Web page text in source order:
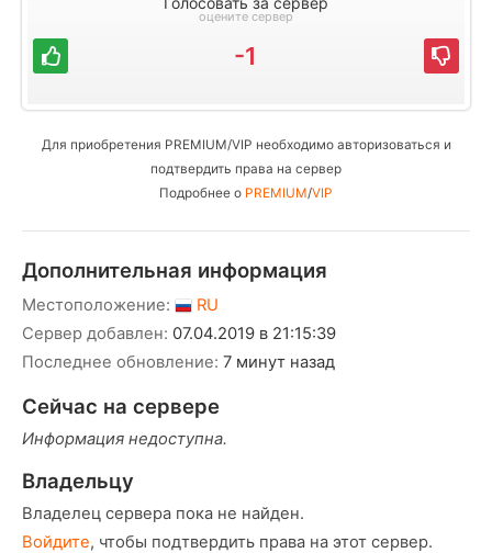
оцените сервер
-1
Для приобретения PREMIUM/VIP необходимо авторизоваться и
подтвердить права на сервер
Подробнее о PREMIUM/VIP
Дополнительная информация
Местоположение:
RU
Сервер добавлен: 07.04.2019 в 21:15:39
Последнее обновление: 7 минут назад
Сейчас на сервере
Информация недоступна.
Владельцу
Владелец сервера пока не найден.
Войдите, чтобы подтвердить права на этот сервер.